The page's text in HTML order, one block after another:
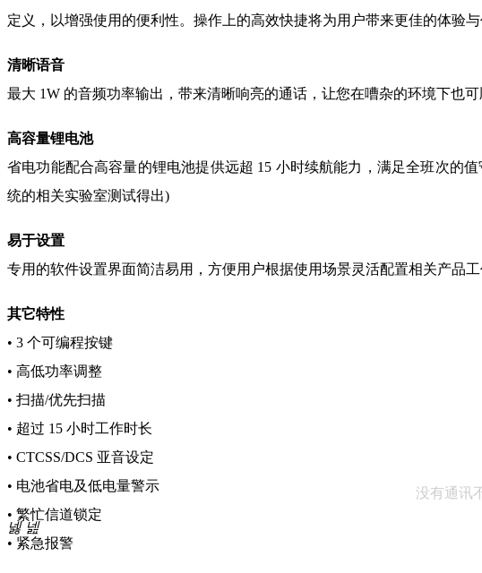
定义，以增强使用的便利性。操作上的高效快捷将为用户带来更佳的体验与
清晰语音
最大 1W 的音频功率输出，带来清晰响亮的通话，让您在嘈杂的环境下也可
高容量锂电池
省电功能配合高容量的锂电池提供远超 15 小时续航能力，满足全班次的
统的相关实验室测试得出)
易于设置
专用的软件设置界面简洁易用，方便用户根据使用场景灵活配置相关产品
其它特性
• 3 个可编程按键
• 高低功率调整
• 扫描/优先扫描
• 超过 15 小时工作时长
• CTCSS/DCS 亚音设定
• 电池省电及低电量警示
• 繁忙信道锁定
• 紧急报警
没有通讯
넳 넲